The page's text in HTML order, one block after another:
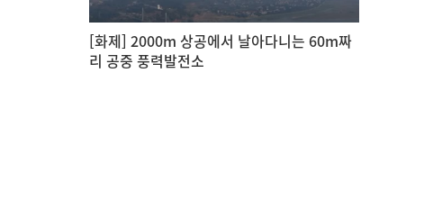
[화제] 2000m 상공에서 날아다니는 60m짜
리 공중 풍력발전소